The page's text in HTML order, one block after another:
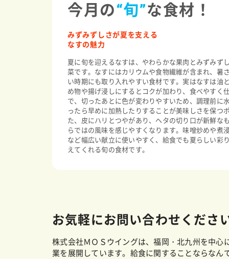
今月の“旬”な食材！
みずみずしさが夏を支える
なすの魅力
夏に旬を迎えるなすは、やわらかな果肉とみずみず
菜です。なすにはカリウムや食物繊維が含まれ、暑
い時期にも取り入れやすい食材です。実はなすは油
め物や揚げ浸しにするとコクが加わり、食べやすく
で、切ったあとに色が変わりやすいため、調理前に
ったら早めに加熱したりすることが美味しさを保つ
た、皮にハリとつやがあり、ヘタの切り口が新鮮な
らではの風味を感じやすくなります。味噌炒めや煮
など幅広い献立に使いやすく、給食でも夏らしい彩
えてくれる旬の食材です。
お気軽にお問い合わせくださ
株式会社ＭＯＳウイングは、福岡・北九州を中心
業を展開しています。給食に関することならなん